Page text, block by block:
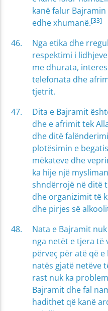
kanë falur
edhe xhumanë.[33]
Nga etika dhe
respektimi i
me dhurata,
telefonata dhe
tjetrit.
Dita e Bajramit
dhe e afrimit tek
dhe ditë
plotësimin e
mëkateve dhe
ka hije një
shndërrojë në ditë
dhe organizimit të
dhe pirjes së
Nata e Bajramit
nga netët e tjera të
përveç për atë që
natës gjatë netëve
rast nuk ka
Bajramit dhe fal
hadithet që kanë